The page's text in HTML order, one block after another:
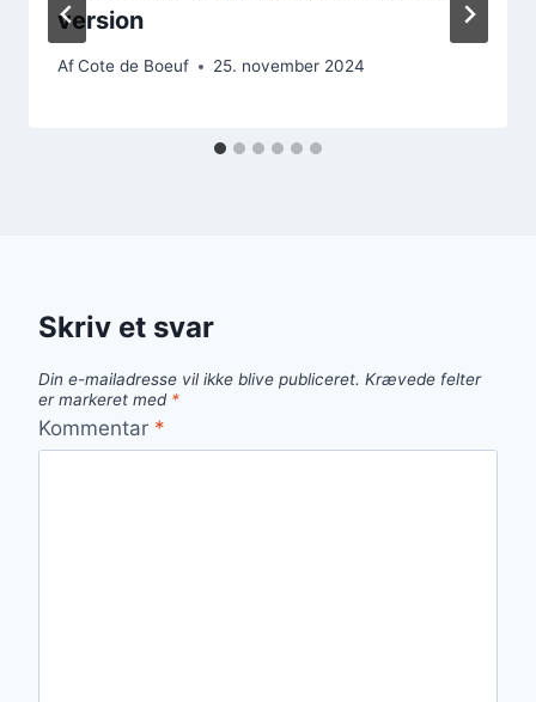
version
AfCote de Boeuf 25. november 2024
Skriv et svar
Din e-mailadresse vil ikke blive publiceret. Krævede felter
er markeret med *
Kommentar *